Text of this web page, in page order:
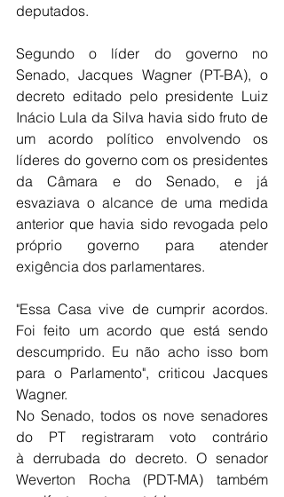
deputados.
Segundo o líder do governo no
Senado, Jacques Wagner (PT-BA), o
decreto editado pelo presidente Luiz
Inácio Lula da Silva havia sido fruto de
um acordo político envolvendo os
líderes do governo com os presidentes
da Câmara e do Senado, e já
esvaziava o alcance de uma medida
anterior que havia sido revogada pelo
próprio governo para atender
exigência dos parlamentares.
"Essa Casa vive de cumprir acordos.
Foi feito um acordo que está sendo
descumprido. Eu não acho isso bom
para o Parlamento", criticou Jacques
Wagner.
No Senado, todos os nove senadores
do PT registraram voto contrário
à derrubada do decreto. O senador
Weverton Rocha (PDT-MA) também